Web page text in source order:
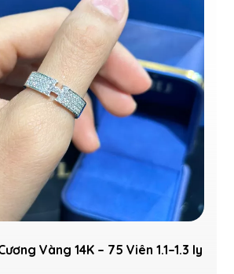
Vàng 14K – 75 Viên 1.1–1.3 ly